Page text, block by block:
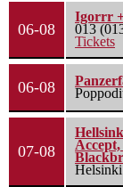
06-08
Igorrr
013
Tickets
06-08
07-08
Helsinki